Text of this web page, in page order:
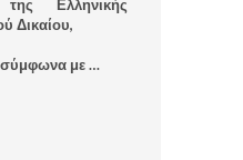
Ελληνικής
Δικαίου,
σύμφωνα με …